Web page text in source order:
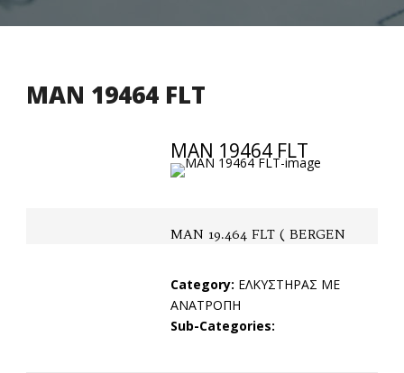
MAN 19464 FLT
MAN 19464 FLT
MAN 19.464 FLT ( BERGEN
Category: ΕΛΚΥΣΤΗΡΑΣ ΜΕ
ΑΝΑΤΡΟΠΗ
Sub-Categories: